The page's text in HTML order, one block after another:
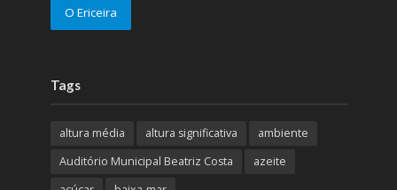
O Ericeira
Tags
altura média altura significativa
ambiente
Auditório Municipal Beatriz Costa
azeite